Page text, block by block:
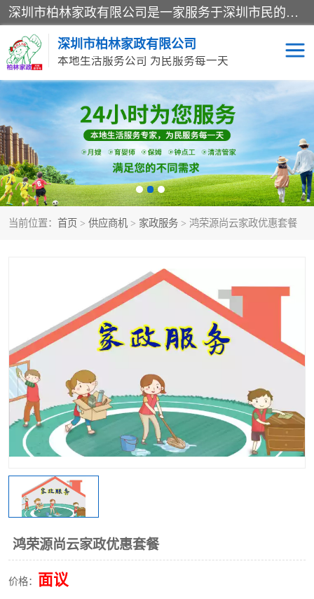
深圳市柏林家政有限公司是一家服务于深圳市民的专业家政公司。致力于为客户提供高质量、多维度的家庭服务，包括养老、母婴、月嫂育婴早教、康复理疗、家电清洗和保洁等方面的专业服务。
深圳市柏林家政有限公司
本地生活服务公司 为民服务每一天
当前位置： 首页 > 供应商机 > 家政服务 > 鸿荣源尚云家政优惠套餐
鸿荣源尚云家政优惠套餐
价格： 面议
家居保洁 护工月嫂
家庭保姆 家政服务